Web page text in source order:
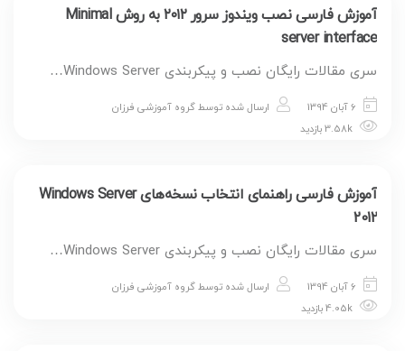
آموزش فارسی نصب ویندوز سرور ۲۰۱۲ به روش Minimal
server interface
سری مقالات رایگان نصب و پیکربندی Windows Server…
6 آبان 1394 ارسال شده توسطگروه آموزشی فرزان
آموزش فارسی راهنمای انتخاب نسخه‌های Windows Server
2012
سری مقالات رایگان نصب و پیکربندی Windows Server…
6 آبان 1394 ارسال شده توسطگروه آموزشی فرزان